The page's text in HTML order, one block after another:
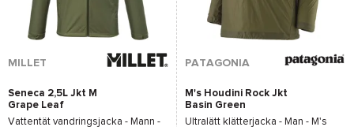
MILLET
Seneca 2,5L Jkt M
Grape Leaf
Vattentät vandringsjacka - Mann -
PATAGONIA
M's Houdini Rock Jkt
Basin Green
Ultralätt klätterjacka - Man - M's